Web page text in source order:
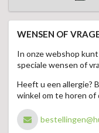
WENSEN OF
In onze webshop
speciale wensen of
Heeft u een allergie?
winkel om te horen